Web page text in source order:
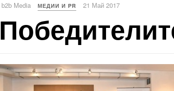
b2b Media МЕДИИ И PR 21 Май 2017